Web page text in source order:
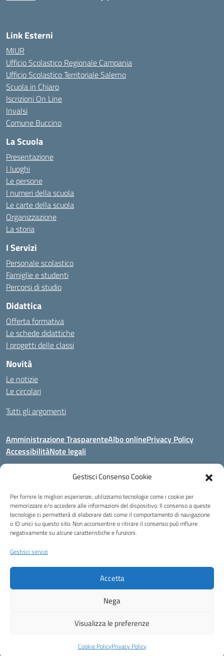
Gestisci Consenso Cookie
Per fornire le migliori esperienze, utilizziamo tecnologie come i cookie per
memorizzare e/o accedere alle informazioni del dispositivo. Il consenso a queste
tecnologie ci permetterà di elaborare dati come il comportamento di navigazione
o ID unici su questo sito. Non acconsentire o ritirare il consenso può influire
negativamente su alcune caratteristiche e funzioni.
Gestisci servizi
Accetta
Nega
Visualizza le preferenze
Cookie PolicyPrivacy Policy
Link Esterni
MIUR
Ufficio Scolastico Regionale Campania
Ufficio Scolastico Territoriale Salerno
Scuola in Chiaro
Iscrizioni On Line
Invalsi
Comune Buccino
La Scuola
Presentazione
I luoghi
Le persone
I numeri della scuola
Le carte della scuola
Organizzazione
La storia
I Servizi
Personale scolastico
Famiglie e studenti
Percorsi di studio
Didattica
Offerta formativa
Le schede didattiche
I progetti delle classi
Novità
Le notizie
Le circolari
Tutti gli argomenti
Amministrazione TrasparenteAlbo onlinePrivacy Policy
AccessibilitàNote legali
Centralino:0828 955033 Email:saic8be00q@istruzione.it
Posta elettronica certificata (PEC):saic8be00q@pec.istruzione.it
Codice fiscale: 91053550652
Codice Indice delle Pubbliche Amministrazioni (IPA): icb_65
Eccetto dove diversamente specificato, questo articolo è stato rilasciato
sotto Licenza Creative Commons Attribuzione 4.0 Italia.
Idea e progetto di Designers Italia